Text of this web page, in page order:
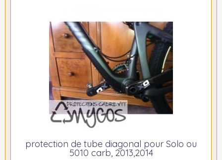
protection de tube diagonal pour Solo ou
5010 carb, 2013,2014